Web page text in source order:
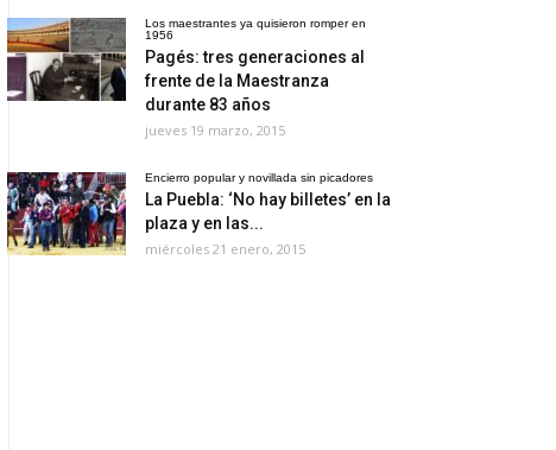
Los maestrantes ya quisieron romper en
1956
Pagés: tres generaciones al
frente de la Maestranza
durante 83 años
jueves 19 marzo, 2015
Encierro popular y novillada sin picadores
La Puebla: ‘No hay billetes’ en la
plaza y en las...
miércoles 21 enero, 2015